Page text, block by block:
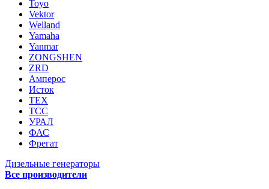
Toyo
Vektor
Welland
Yamaha
Yanmar
ZONGSHEN
ZRD
Амперос
Исток
ТЕХ
ТСС
УРАЛ
ФАС
Фрегат
Дизельные генераторы
Все производители